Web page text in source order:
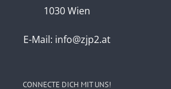
1030 Wien
E-Mail: info@zjp2.at
CONNECTE DICH MIT UNS!